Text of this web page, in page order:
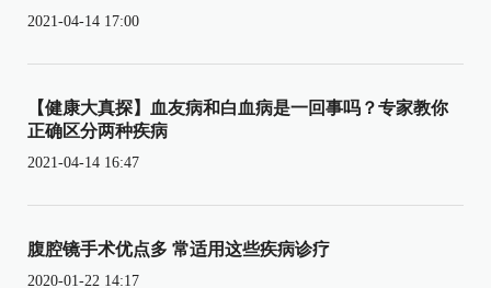
2021-04-14 17:00
【健康大真探】血友病和白血病是一回事吗？专家教你
正确区分两种疾病
2021-04-14 16:47
腹腔镜手术优点多 常适用这些疾病诊疗
2020-01-22 14:17